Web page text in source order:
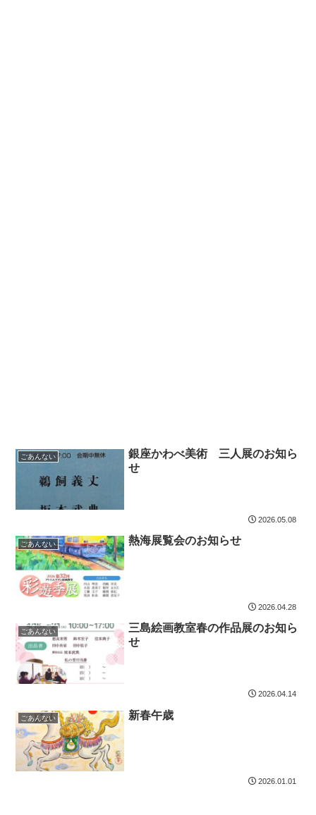
ごあんない
銀座かわべ美術 三人展のお知ら
せ
2026.05.08
ごあんない 熱海展覧会のお知らせ
2026.04.28
ごあんない
三島絵画教室春の作品展のお知ら
せ
2026.04.14
ごあんない 新春午歳
2026.01.01